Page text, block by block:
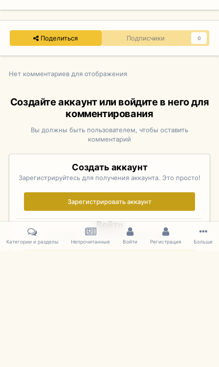
Поделиться Подписчики 0
Нет комментариев для отображения
Создайте аккаунт или войдите в него для
комментирования
Вы должны быть пользователем, чтобы оставить
комментарий
Создать аккаунт
Зарегистрируйтесь для получения аккаунта. Это просто!
Зарегистрировать аккаунт
Войти
Уже зарегистрированы? Войдите здесь.
Категории и разделы Непрочитанные Войти Регистрация Больше